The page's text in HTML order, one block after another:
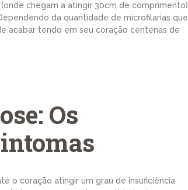
chegam a atingir 30cm de comprimento)
da quantidade de microfilarias que
acabar tendo em seu coração centenas de
Os
o coração atingir um grau de insuficiência